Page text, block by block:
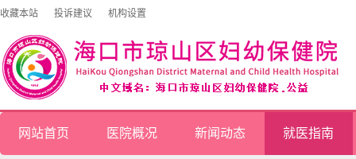
收藏本站 投诉建议 机构设置
网站首页 医院概况 新闻动态 就医指南